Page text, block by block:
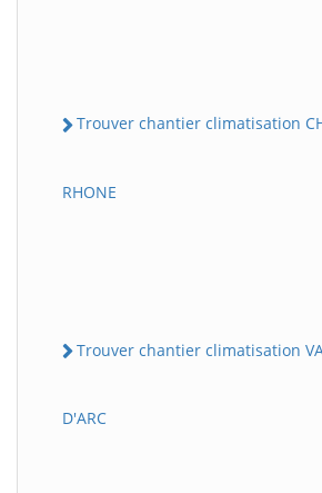
Trouver chantier climatisation
RHONE
Trouver chantier climatisation
D'ARC